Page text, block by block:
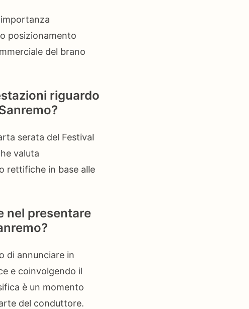
posizionamento
del brano
riguardo
serata del Festival
valuta
rettifiche in base alle
nel presentare
di annunciare in
e coinvolgendo il
è un momento
del conduttore.